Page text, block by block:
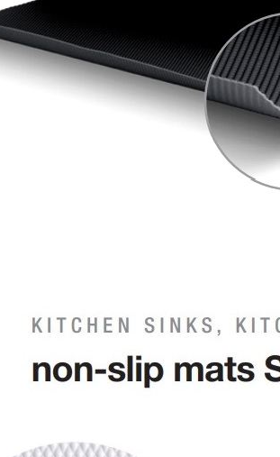
Серый Черный
упаковку
1 клик